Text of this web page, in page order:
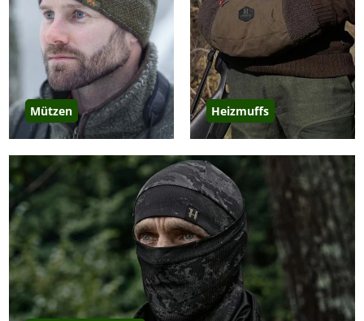
Mützen Heizmuffs